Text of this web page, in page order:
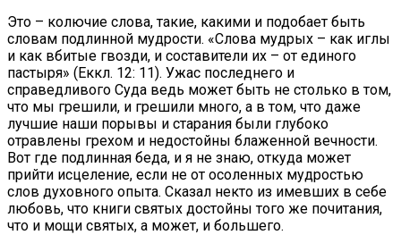
Это – колючие слова, такие, какими и подобает быть
словам подлинной мудрости. «Слова мудрых – как иглы
и как вбитые гвозди, и составители их – от единого
пастыря» (Еккл. 12: 11). Ужас последнего и
справедливого Суда ведь может быть не столько в том,
что мы грешили, и грешили много, а в том, что даже
лучшие наши порывы и старания были глубоко
отравлены грехом и недостойны блаженной вечности.
Вот где подлинная беда, и я не знаю, откуда может
прийти исцеление, если не от осоленных мудростью
слов духовного опыта. Сказал некто из имевших в себе
любовь, что книги святых достойны того же почитания,
что и мощи святых, а может, и большего.